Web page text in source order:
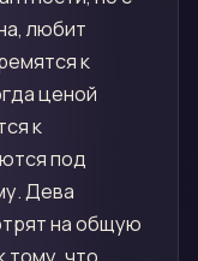
любит
к
ценой
к
под
Дева
на общую